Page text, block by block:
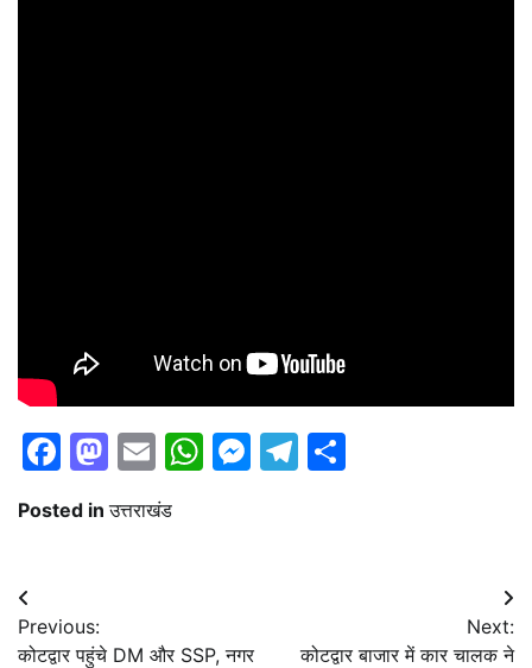
Facebook
Mastodon
EmailWhatsApp
Messenger
Telegram
Posted inउत्तराखंड
Post
navigation
Previous:
कोटद्वार पहुंचे DM और SSP, नगर
Next:
कोटद्वार बाजार में कार चालक ने